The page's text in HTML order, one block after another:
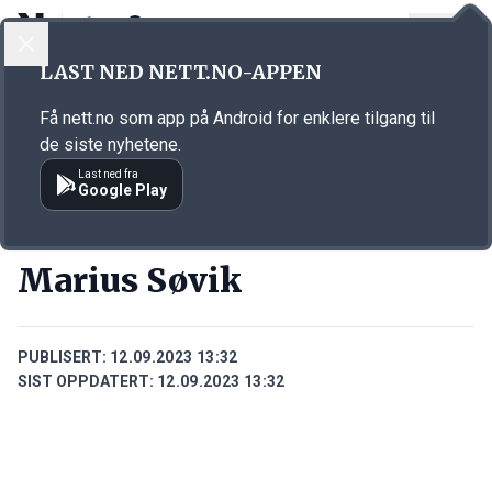
Annonsørinnhold
Marius Søvik
PUBLISERT: 12.09.2023 13:32
SIST OPPDATERT: 12.09.2023 13:32
LAST NED NETT.NO-APPEN
Få nett.no som app på Android for enklere tilgang til
de siste nyhetene.
Last ned fra
Google Play